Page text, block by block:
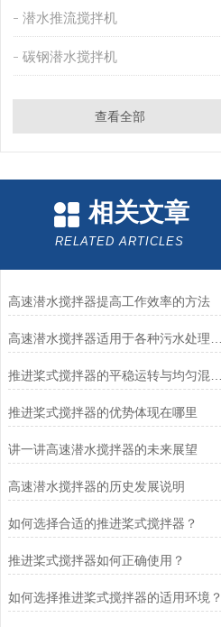
潜水推流搅拌机
碳钢潜水搅拌机
查看全部
相关文章
RELATED ARTICLES
高速潜水搅拌器提高工作效率的方法
推进桨式搅拌器的优势体现在哪里
讲一讲高速潜水搅拌器的未来展望
高速潜水搅拌器的历史发展说明
如何选择合适的推进桨式搅拌器？
推进桨式搅拌器如何正确使用？
如何选择推进桨式搅拌器的适用环境？